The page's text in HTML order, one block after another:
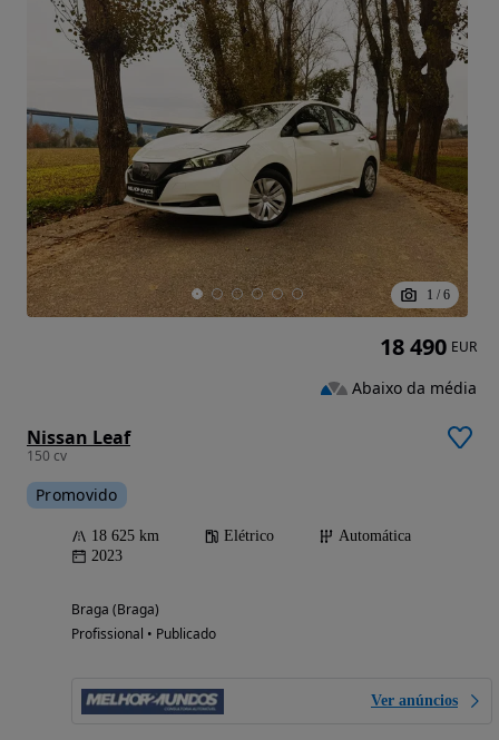
1 / 6
Nissan Leaf
150 cv
Promovido
18 625 km Elétrico
Automática
2023
Braga (Braga)
Profissional • Publicado
Ver anúncios
18 490 EUR
Abaixo da média